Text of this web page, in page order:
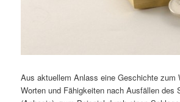
Aus aktuellem Anlass eine Geschichte zum
Worten und Fähigkeiten nach Ausfällen des